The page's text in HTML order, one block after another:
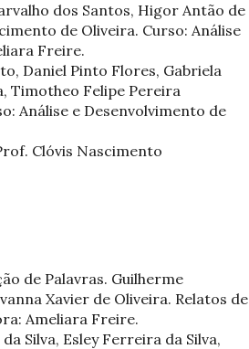
dos Santos, Higor Antão de
de Oliveira. Curso: Análise
Freire.
Daniel Pinto Flores, Gabriela
Timotheo Felipe Pereira
Análise e Desenvolvimento de
Clóvis Nascimento
de Palavras. Guilherme
Xavier de Oliveira. Relatos de
Ameliara Freire.
Silva, Esley Ferreira da Silva,